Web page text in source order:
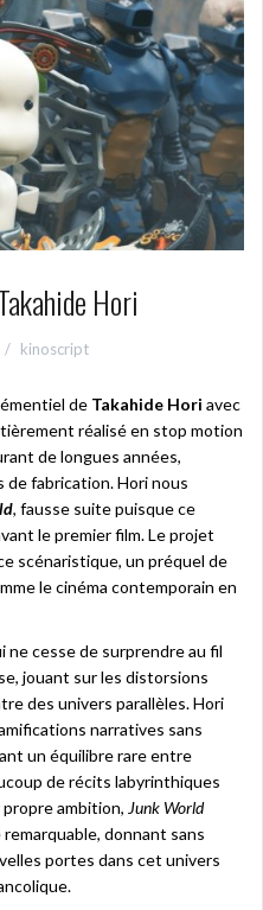
Hori
kinoscript
de Takahide Hori avec
réalisé en stop motion
de longues années,
fabrication. Hori nous
, fausse suite puisque ce
le premier film. Le projet
scénaristique, un préquel de
le cinéma contemporain en
ne cesse de surprendre au fil
jouant sur les distorsions
des univers parallèles. Hori
narratives sans
un équilibre rare entre
de récits labyrinthiques
ambition, Junk World
donnant sans
portes dans cet univers